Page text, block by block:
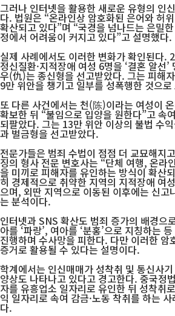
그러나 인터넷을 활용한 새로운 유형의 인
다. 법원은 “온라인상 암호화된 은어와 허
확산되고 있다”며 “국경을 넘나드는 은밀
정에서 어려움이 커지고 있다”고 설명했다.
실제 사례에서도 이러한 변화가 확인된다.
정신질환·지적장애 여성 6명을 ‘결혼 알선
우(仇)는 종신형을 선고받았다. 그는 피해
9만 위안을 챙기고 일부를 성폭행한 것으
또 다른 사건에서는 천(陈)이라는 여성이
확보한 뒤 “불임으로 입양을 원한다”고 속
되팔았다. 그는 13만 위안 이상의 불법 수
과 벌금형을 선고받았다.
전문가들은 범죄 수법이 점점 더 교묘해지
징의 형사 전문 변호사는 “단체 여행, 온라
을 미끼로 피해자를 유인하는 방식이 확산
히 경제적으로 취약한 지역의 지적장애 여
으며, 외딴 지역으로 이동된 이후에는 신고
는 분석이다.
인터넷과 SNS 확산도 범죄 증가의 배경으
아를 ‘파랑’, 여아를 ‘분홍’으로 지칭하는
진행하며 수사망을 피한다. 다만 이러한 암
증거로 활용될 수 있다는 설명이다.
학계에서는 인신매매가 성착취 및 통신사
양상도 나타나고 있다고 경고한다. 중국정
자를 유흥업소 일자리로 유인한 뒤 성착취
익 일자리로 속여 감금·노동 착취를 하는
다.